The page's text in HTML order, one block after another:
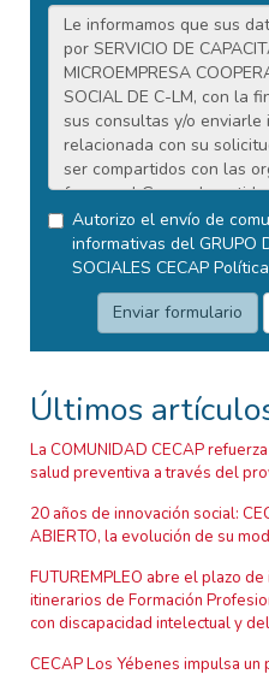
Autorizo el envío de
informativas del GRUPO
SOCIALES CECAP
Últimos
La COMUNIDAD CECAP
salud preventiva a través del
20 años de innovación social:
ABIERTO, la evolución de su
FUTUREMPLEO abre el plazo
itinerarios de Formación
con discapacidad intelectual y
CECAP Los Yébenes impulsa